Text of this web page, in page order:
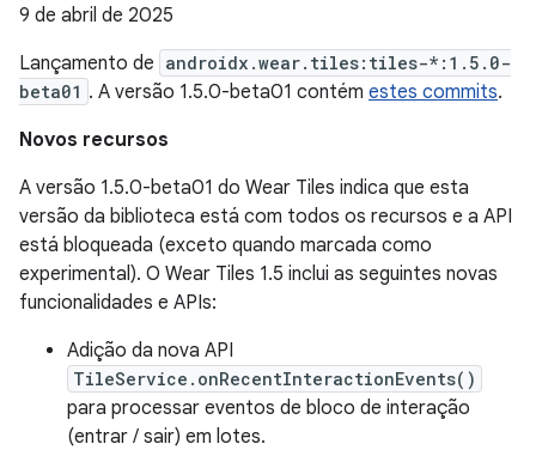
9 de abril de 2025
Lançamento de androidx.wear.tiles:tiles-*:1.5.0-
beta01 . A versão 1.5.0-beta01 contém estes commits.
Novos recursos
A versão 1.5.0-beta01 do Wear Tiles indica que esta
versão da biblioteca está com todos os recursos e a API
está bloqueada (exceto quando marcada como
experimental). O Wear Tiles 1.5 inclui as seguintes novas
funcionalidades e APIs:
Adição da nova API
TileService.onRecentInteractionEvents()
para processar eventos de bloco de interação
(entrar / sair) em lotes.